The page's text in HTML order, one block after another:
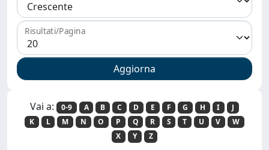
Risultati/Pagina
Vai a: 0-9 A B C D E F G H I
J
K
L M N O P Q R S T U V
W
X
Y Z